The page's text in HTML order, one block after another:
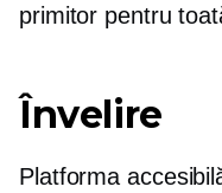
primitor pentru
Învelire
Platforma